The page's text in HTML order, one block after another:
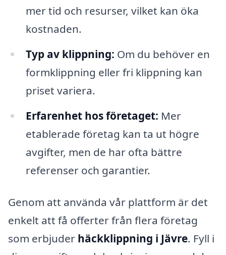
mer tid och resurser, vilket kan öka
kostnaden.
Typ av klippning: Om du behöver en
formklippning eller fri klippning kan
priset variera.
Erfarenhet hos företaget: Mer
etablerade företag kan ta ut högre
avgifter, men de har ofta bättre
referenser och garantier.
Genom att använda vår plattform är det
enkelt att få offerter från flera företag
som erbjuder häckklippning i Jävre. Fyll i